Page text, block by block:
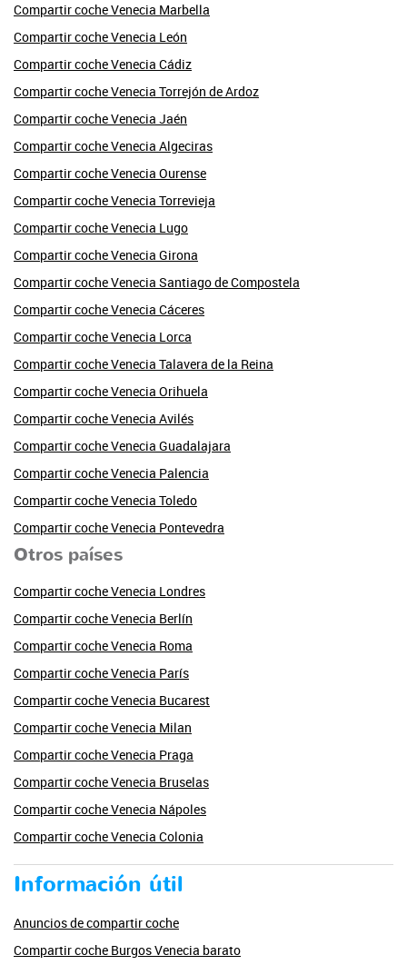
Compartir coche Venecia Marbella
Compartir coche Venecia León
Compartir coche Venecia Cádiz
Compartir coche Venecia Torrejón de Ardoz
Compartir coche Venecia Jaén
Compartir coche Venecia Algeciras
Compartir coche Venecia Ourense
Compartir coche Venecia Torrevieja
Compartir coche Venecia Lugo
Compartir coche Venecia Girona
Compartir coche Venecia Santiago de Compostela
Compartir coche Venecia Cáceres
Compartir coche Venecia Lorca
Compartir coche Venecia Talavera de la Reina
Compartir coche Venecia Orihuela
Compartir coche Venecia Avilés
Compartir coche Venecia Guadalajara
Compartir coche Venecia Palencia
Compartir coche Venecia Toledo
Compartir coche Venecia Pontevedra
Otros países
Compartir coche Venecia Londres
Compartir coche Venecia Berlín
Compartir coche Venecia Roma
Compartir coche Venecia París
Compartir coche Venecia Bucarest
Compartir coche Venecia Milan
Compartir coche Venecia Praga
Compartir coche Venecia Bruselas
Compartir coche Venecia Nápoles
Compartir coche Venecia Colonia
Información útil
Anuncios de compartir coche
Compartir coche Burgos Venecia barato